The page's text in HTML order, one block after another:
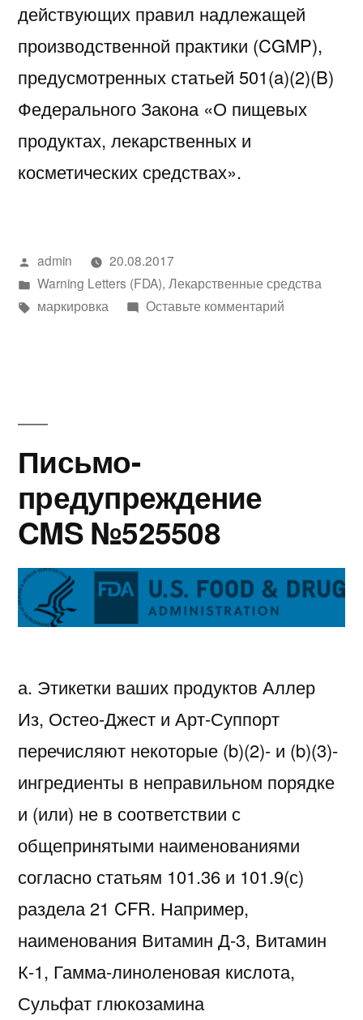
действующих правил надлежащей
производственной практики (CGMP),
предусмотренных статьей 501(a)(2)(B)
Федерального Закона «О пищевых
продуктах, лекарственных и
косметических средствах».
Написано
автором
admin
20.08.2017
Написано
в
Warning Letters (FDA), Лекарственные средства
Метки:
маркировка Оставьте комментарийк
Письмо-
предупреждение
CMS №525508
а. Этикетки ваших продуктов Аллер
Из, Остео-Джест и Арт-Суппорт
перечисляют некоторые (b)(2)- и (b)(3)-
ингредиенты в неправильном порядке
и (или) не в соответствии с
общепринятыми наименованиями
согласно статьям 101.36 и 101.9(с)
раздела 21 CFR. Например,
наименования Витамин Д-3, Витамин
К-1, Гамма-линоленовая кислота,
Сульфат глюкозамина